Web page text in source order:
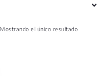
Mostrando el único resultado